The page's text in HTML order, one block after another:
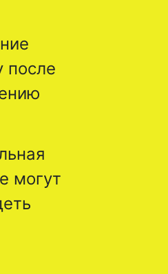
после
могут